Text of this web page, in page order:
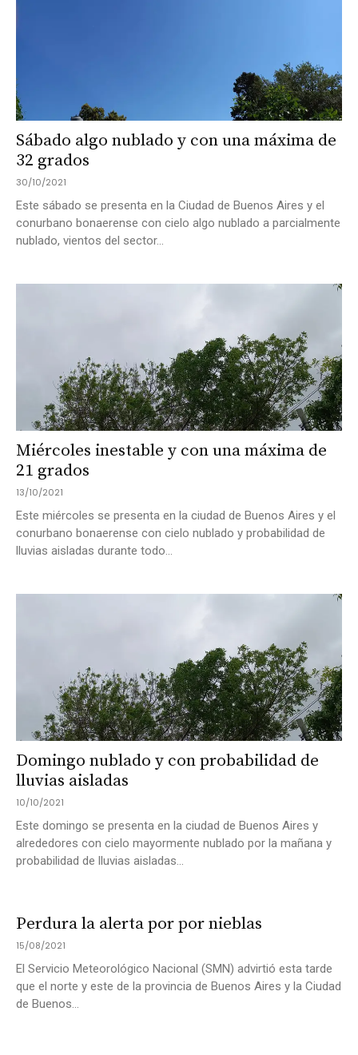
Sábado algo nublado y con una máxima de
32 grados
30/10/2021
Este sábado se presenta en la Ciudad de Buenos Aires y el
conurbano bonaerense con cielo algo nublado a parcialmente
nublado, vientos del sector...
Miércoles inestable y con una máxima de
21 grados
13/10/2021
Este miércoles se presenta en la ciudad de Buenos Aires y el
conurbano bonaerense con cielo nublado y probabilidad de
lluvias aisladas durante todo...
Domingo nublado y con probabilidad de
lluvias aisladas
10/10/2021
Este domingo se presenta en la ciudad de Buenos Aires y
alrededores con cielo mayormente nublado por la mañana y
probabilidad de lluvias aisladas...
Perdura la alerta por por nieblas
15/08/2021
El Servicio Meteorológico Nacional (SMN) advirtió esta tarde
que el norte y este de la provincia de Buenos Aires y la Ciudad
de Buenos...